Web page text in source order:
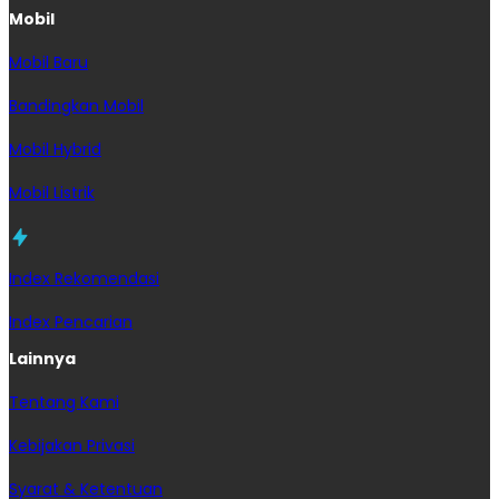
Mobil
Mobil Baru
Bandingkan Mobil
Mobil Hybrid
Mobil Listrik
Index Rekomendasi
Index Pencarian
Lainnya
Tentang Kami
Kebijakan Privasi
Syarat & Ketentuan